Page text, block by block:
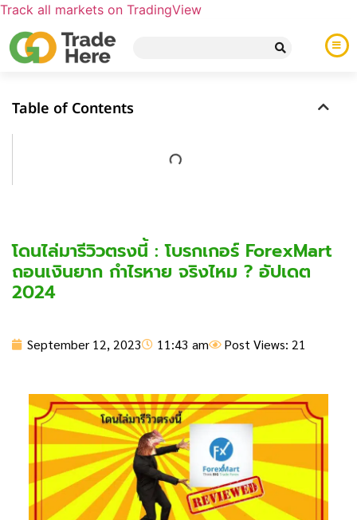
Track all markets on TradingView
Table of Contents
โดนไล่มารีวิวตรงนี้ : โบรกเกอร์ ForexMart
ถอนเงินยาก กำไรหาย จริงไหม ? อัปเดต
2024
September 12, 2023 11:43 am Post Views: 21